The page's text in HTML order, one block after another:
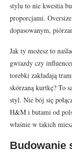
stylu to nie kwestia
proporcjami.
dopasowanym,
Jak ty możesz to
gwiazdy czy
torebki zakładają
skórzaną kurtkę? To
styl. Nie bój się
H&M i butami od
właśnie w takich
Budowanie